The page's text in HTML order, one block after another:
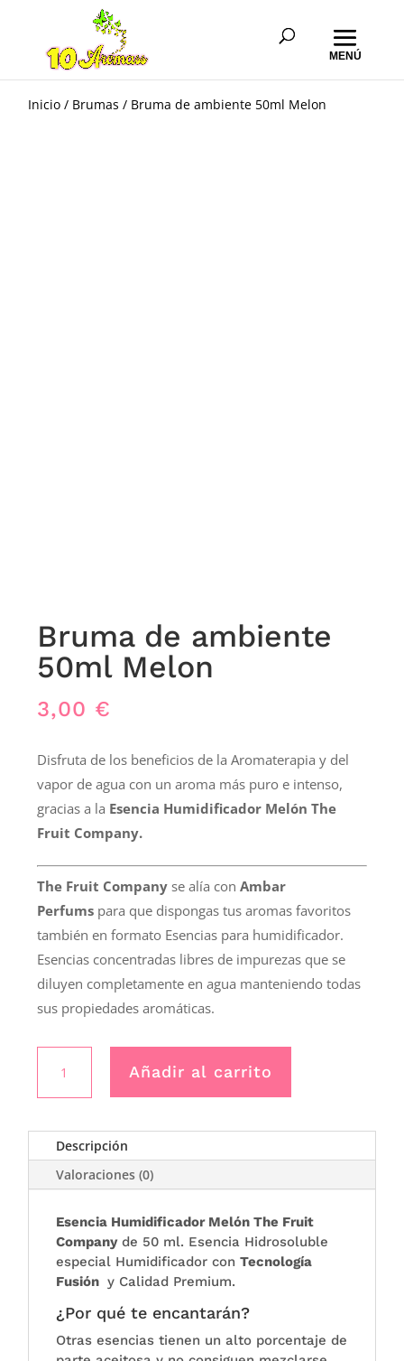
Inicio / Brumas / Bruma de ambiente 50ml Melon
Bruma de ambiente
50ml Melon
3,00 €
Disfruta de los beneficios de la Aromaterapia y del
vapor de agua con un aroma más puro e intenso,
gracias a la Esencia Humidificador Melón The
Fruit Company.
The Fruit Company se alía conAmbar
Perfums para que dispongas tus aromas favoritos
también en formato Esencias para humidificador.
Esencias concentradas libres de impurezas que se
diluyen completamente en agua manteniendo todas
sus propiedades aromáticas.
ambiente
Melon
cantidad
Añadir al carrito
Descripción
Valoraciones (0)
Esencia Humidificador Melón The Fruit
Companyde 50 ml. Esencia Hidrosoluble
especial Humidificador conTecnología
Fusión y Calidad Premium.
¿Por qué te encantarán?
Otras esencias tienen un alto porcentaje de